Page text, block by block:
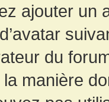
ajouter un
du
manière